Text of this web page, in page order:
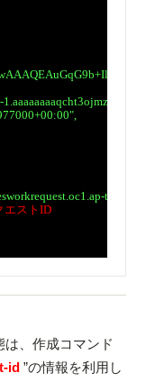
エストID
、作成コマンド
id ”の情報を利用し